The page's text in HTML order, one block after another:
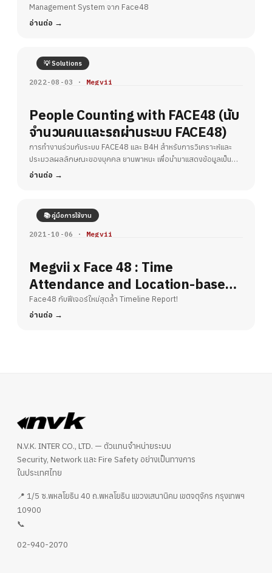
Management System จาก Face48
อ่านต่อ
💡 Solutions
2022-08-03 · Megvii
People Counting with FACE48 (นับ
จำนวนคนและรถผ่านระบบ FACE48)
การทำงานร่วมกับระบบ FACE48 และ B4H สำหรับการวิเคราะห์และ
ประมวลผลลักษณะของบุคคล ยานพาหนะ เพื่อนำมาแสดงข้อมูลเป็น
รายงานประเภทต่างๆ
อ่านต่อ
📚 คู่มือการใช้งาน
2021-10-06 · Megvii
Megvii x Face 48 : Time
Attendance and Location-based
Services
Face48 กับฟีเจอร์ใหม่สุดล้ำ Timeline Report!
อ่านต่อ
N.V.K. INTER CO., LTD. — ตัวแทนจำหน่ายระบบ
Security, Network และ Fire Safety อย่างเป็นทางการ
ในประเทศไทย
📍 1/5 ซ.พหลโยธิน 40 ถ.พหลโยธิน แขวงเสนานิคม เขตจตุจักร กรุงเทพฯ
10900
📞
02-940-2070